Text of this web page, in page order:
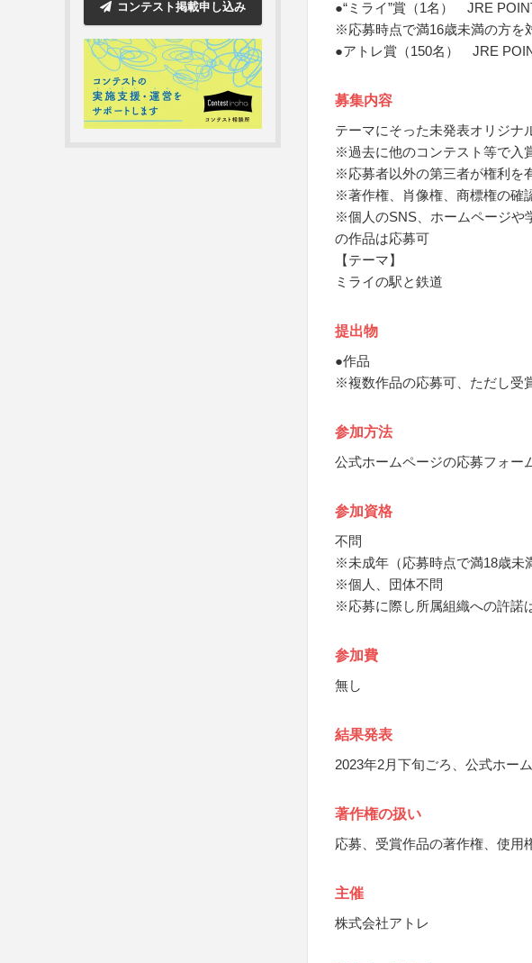
コンテスト掲載申し込み
●“ミライ”賞（1名） JRE
※応募時点で満16歳未満の方を
●アトレ賞（150名） JRE
募集内容
テーマにそった未発表オリジナ
※過去に他のコンテスト等で入
※応募者以外の第三者が権利を
※著作権、肖像権、商標権の確
※個人のSNS、ホームページや
の作品は応募可
【テーマ】
ミライの駅と鉄道
提出物
●作品
※複数作品の応募可、ただし受
参加方法
公式ホームページの応募フォー
参加資格
不問
※未成年（応募時点で満18歳未
※個人、団体不問
※応募に際し所属組織への許諾
参加費
無し
結果発表
2023年2月下旬ごろ、公式ホー
著作権の扱い
応募、受賞作品の著作権、使用
主催
株式会社アトレ